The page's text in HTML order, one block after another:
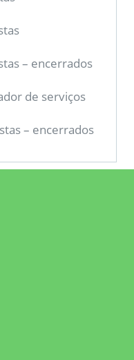
– encerrados
de serviços
– encerrados